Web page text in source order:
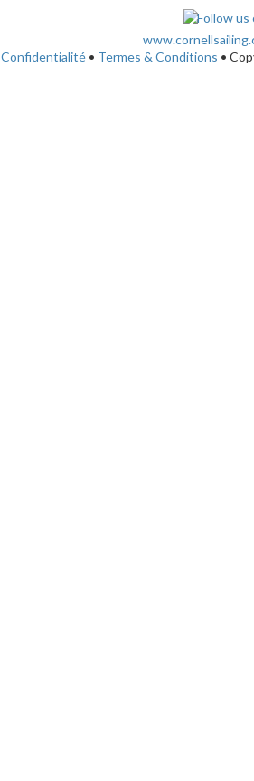
Confidentialité • Termes & Conditions •